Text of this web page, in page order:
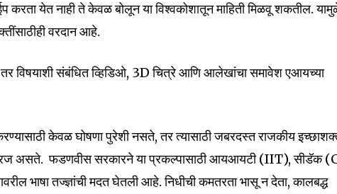
करता येत नाही ते केवळ बोलून या विश्वकोशातून माहिती मिळवू शकतील.
वरदान आहे.
विषयाशी संबंधित व्हिडिओ, 3D चित्रे आणि आलेखांचा समावेश एआयच्या
केवळ घोषणा पुरेशी नसते, तर त्यासाठी जबरदस्त राजकीय
असते. फडणवीस सरकारने या प्रकल्पासाठी आयआयटी (IIT), सीडॅक
भाषा तज्ज्ञांची मदत घेतली आहे. निधीची कमतरता भासू न देता, कालबद्ध